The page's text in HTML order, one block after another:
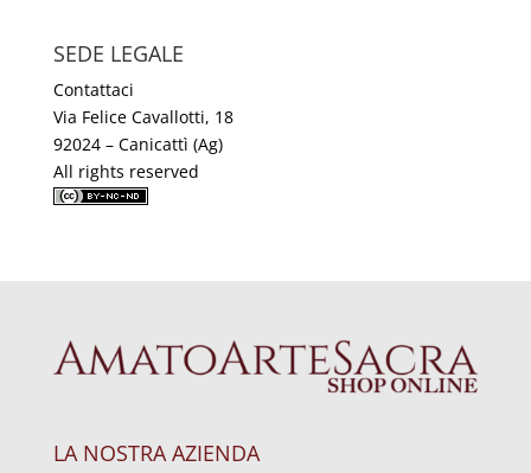
SEDE LEGALE
Contattaci
Via Felice Cavallotti, 18
92024 – Canicattì (Ag)
All rights reserved
LA NOSTRA AZIENDA